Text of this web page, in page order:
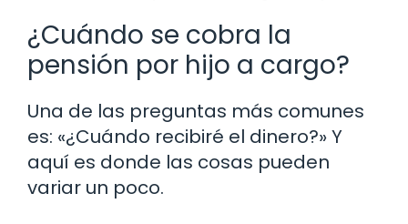
¿Cuándo se cobra la
pensión por hijo a cargo?
Una de las preguntas más comunes
es: «¿Cuándo recibiré el dinero?» Y
aquí es donde las cosas pueden
variar un poco.